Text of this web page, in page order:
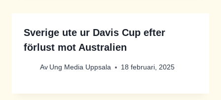
Sverige ute ur Davis Cup efter
förlust mot Australien
Av Ung Media Uppsala 18 februari, 2025